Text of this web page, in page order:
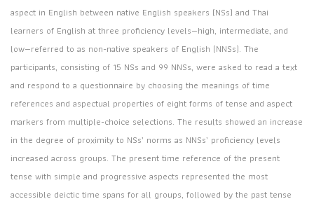
aspect in English between native English speakers (NSs) and Thai
learners of English at three proficiency levels—high, intermediate, and
low—referred to as non-native speakers of English (NNSs). The
participants, consisting of 15 NSs and 99 NNSs, were asked to read a text
and respond to a questionnaire by choosing the meanings of time
references and aspectual properties of eight forms of tense and aspect
markers from multiple-choice selections. The results showed an increase
in the degree of proximity to NSs’ norms as NNSs’ proficiency levels
increased across groups. The present time reference of the present
tense with simple and progressive aspects represented the most
accessible deictic time spans for all groups, followed by the past tense